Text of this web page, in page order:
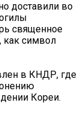
доставили во
священное
как символ
в КНДР, где
Кореи.